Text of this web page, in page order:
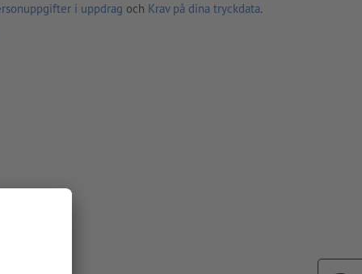
i uppdrag och Krav på dina tryckdata.